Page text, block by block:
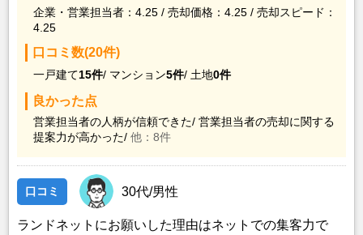
企業・営業担当者：4.25 / 売却価格：4.25 / 売却スピード：
4.25
口コミ数(20件)
一戸建て15件/ マンション5件/ 土地0件
良かった点
営業担当者の人柄が信頼できた/ 営業担当者の売却に関する
提案力が高かった/ 他：8件
口コミ 30代/男性
ランドネットにお願いした理由はネットでの集客力で